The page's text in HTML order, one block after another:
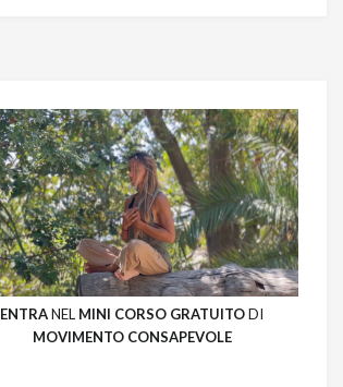
ENTRANEL MINI CORSO GRATUITODI
MOVIMENTO CONSAPEVOLE